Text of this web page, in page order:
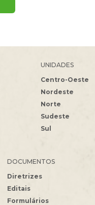
UNIDADES
Centro-Oeste
Nordeste
Norte
Sudeste
Sul
DOCUMENTOS
Diretrizes
Editais
Formulários